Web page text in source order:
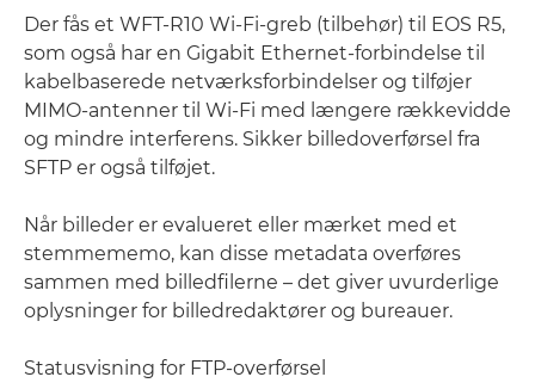
Der fås et WFT-R10 Wi-Fi-greb (tilbehør) til EOS R5,
som også har en Gigabit Ethernet-forbindelse til
kabelbaserede netværksforbindelser og tilføjer
MIMO-antenner til Wi-Fi med længere rækkevidde
og mindre interferens. Sikker billedoverførsel fra
SFTP er også tilføjet.
Når billeder er evalueret eller mærket med et
stemmememo, kan disse metadata overføres
sammen med billedfilerne – det giver uvurderlige
oplysninger for billedredaktører og bureauer.
Statusvisning for FTP-overførsel